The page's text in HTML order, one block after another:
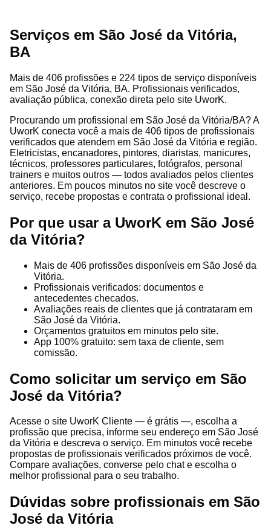
Serviços em São José da Vitória,
BA
Mais de 406 profissões e 224 tipos de serviço disponíveis
em São José da Vitória, BA. Profissionais verificados,
avaliação pública, conexão direta pelo site UworK.
Procurando um profissional em São José da Vitória/BA? A
UworK conecta você a mais de 406 tipos de profissionais
verificados que atendem em São José da Vitória e região.
Eletricistas, encanadores, pintores, diaristas, manicures,
técnicos, professores particulares, fotógrafos, personal
trainers e muitos outros — todos avaliados pelos clientes
anteriores. Em poucos minutos no site você descreve o
serviço, recebe propostas e contrata o profissional ideal.
Por que usar a UworK em São José
da Vitória?
Mais de 406 profissões disponíveis em São José da
Vitória.
Profissionais verificados: documentos e
antecedentes checados.
Avaliações reais de clientes que já contrataram em
São José da Vitória.
Orçamentos gratuitos em minutos pelo site.
App 100% gratuito: sem taxa de cliente, sem
comissão.
Como solicitar um serviço em São
José da Vitória?
Acesse o site UworK Cliente — é grátis —, escolha a
profissão que precisa, informe seu endereço em São José
da Vitória e descreva o serviço. Em minutos você recebe
propostas de profissionais verificados próximos de você.
Compare avaliações, converse pelo chat e escolha o
melhor profissional para o seu trabalho.
Dúvidas sobre profissionais em São
José da Vitória